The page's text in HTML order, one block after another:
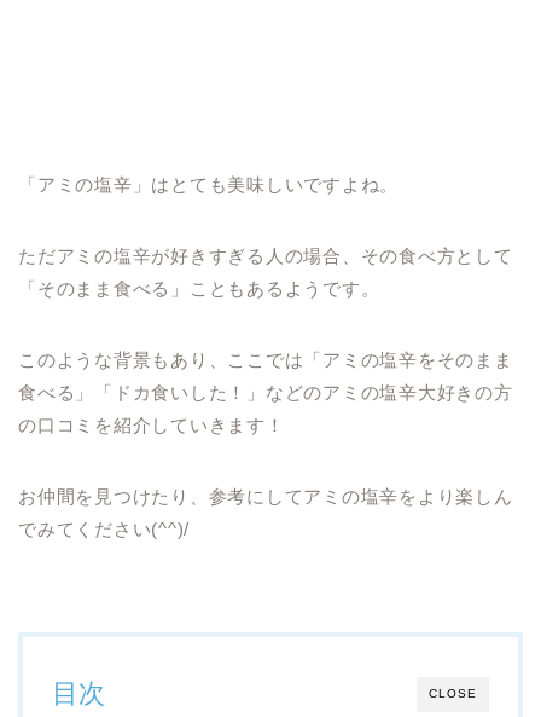
「アミの塩辛」はとても美味しいですよね。
ただアミの塩辛が好きすぎる人の場合、その食べ方として
「そのまま食べる」こともあるようです。
このような背景もあり、ここでは「アミの塩辛をそのまま
食べる」「ドカ食いした！」などのアミの塩辛大好きの方
の口コミを紹介していきます！
お仲間を見つけたり、参考にしてアミの塩辛をより楽しん
でみてください(^^)/
CLOSE
目次